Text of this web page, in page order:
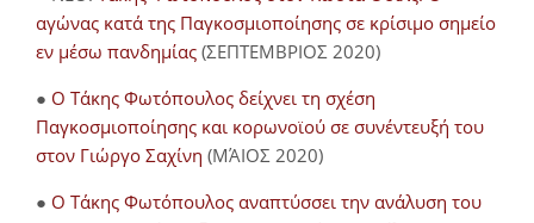
αγώνας κατά της Παγκοσμιοποίησης σε κρίσιμο σημείο
εν μέσω πανδημίας (ΣΕΠΤΕΜΒΡΙΟΣ 2020)
● Ο Τάκης Φωτόπουλος δείχνει τη σχέση
Παγκοσμιοποίησης και κορωνοϊού σε συνέντευξή του
στον Γιώργο Σαχίνη (ΜΆΙΟΣ 2020)
● O Τάκης Φωτόπουλος αναπτύσσει την ανάλυση του